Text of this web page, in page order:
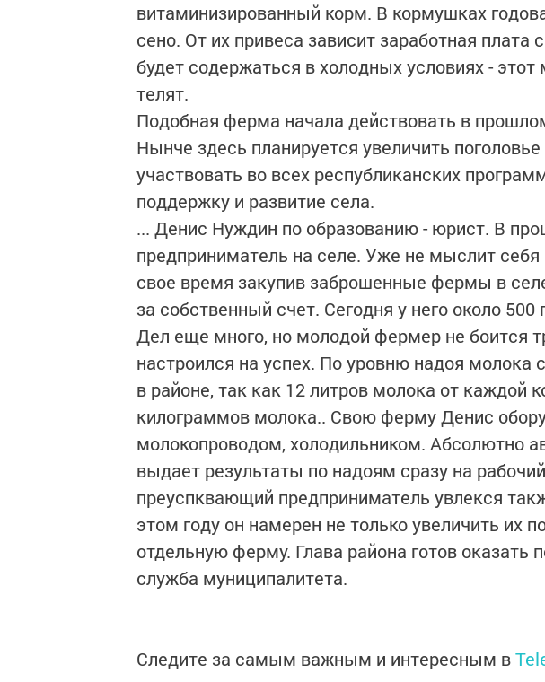
витаминизированный корм. В кормушках
сено. От их привеса зависит заработная плата
будет содержаться в холодных условиях -
телят.
Подобная ферма начала действовать в
Нынче здесь планируется увеличить
участвовать во всех республиканских
поддержку и развитие села.
... Денис Нуждин по образованию - юрист. В
предприниматель на селе. Уже не мыслит себя
свое время закупив заброшенные фермы в
за собственный счет. Сегодня у него около 500
Дел еще много, но молодой фермер не боится
настроился на успех. По уровню надоя молока
в районе, так как 12 литров молока от каждой
килограммов молока.. Свою ферму Денис
молокопроводом, холодильником. Абсолютно
выдает результаты по надоям сразу на
преуспквающий предприниматель увлекся
этом году он намерен не только увеличить их
отдельную ферму. Глава района готов оказать
служба муниципалитета.
Следите за самым важным и интересным в